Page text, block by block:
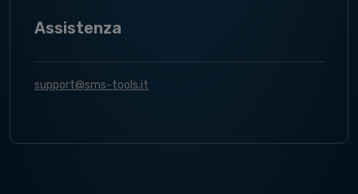
Assistenza
support@sms-tools.it